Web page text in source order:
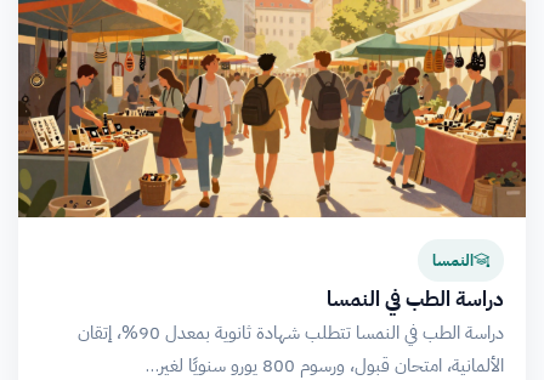
النمسا
دراسة الطب في النمسا
دراسة الطب في النمسا تتطلب شهادة ثانوية بمعدل 90%، إتقان
الألمانية، امتحان قبول، ورسوم 800 يورو سنويًا لغير…